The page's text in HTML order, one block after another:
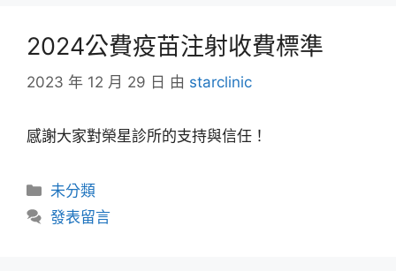
2024公費疫苗注射收費標準
2023 年 12 月 29 日 由 starclinic
感謝大家對榮星診所的支持與信任！
未分類
發表留言